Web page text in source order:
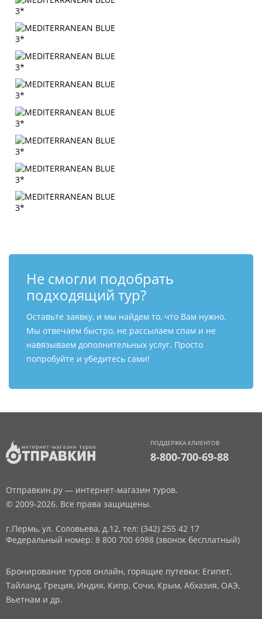
Не смогли подобрать
подходящий тур?
Оставьте заявку, и мы найдем то, что Вам нужно.
Мы отвечаем быстро, не рассылаем спам и не
навязываем дополнительных услуг. Просто
попробуйте и убедитесь сами!
ПОДДЕРЖКА КЛИЕНТОВ
8-800-700-69-88
Отправкин.ру — интернет-магазин туров.
© 2009-2026. Все права защищены.
г.Пермь, ул. Соловьева, д.12, тел: (342) 255 42 17
Федеральный номер: 8 800 700 6988 (звонок бесплатный)
Бронирование туров онлайн, горящие путевки: Египет,
Тайланд, Греция, Индия, Кипр, Сочи, Крым, Абхазия, ОАЭ,
Вьетнам и др.